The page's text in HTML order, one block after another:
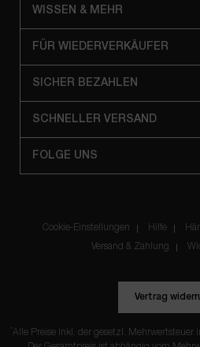
WISSEN & MEHR
FÜR WIEDERVERKÄUFER
SICHER BEZAHLEN
SCHNELLER VERSAND
FOLGE UNS
Cookie-Einstellungen Hilfe
Versand & Zahlung
Vertrag
Alle Preise inkl. der gesetzl. Mehrwertsteuer